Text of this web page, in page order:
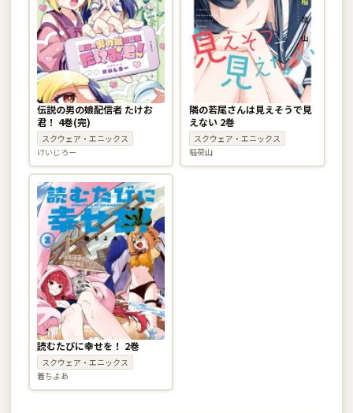
伝説の男の娘配信者 たけお
君！ 4巻(完)
スクウェア・エニックス
けいじろー
隣の若尾さんは見えそうで見
えない 2巻
スクウェア・エニックス
稲荷山
読むたびに幸せを！ 2巻
スクウェア・エニックス
着ちよあ